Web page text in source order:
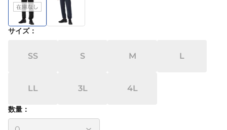
サイズ：
SS S M L
LL 3L 4L
数量：